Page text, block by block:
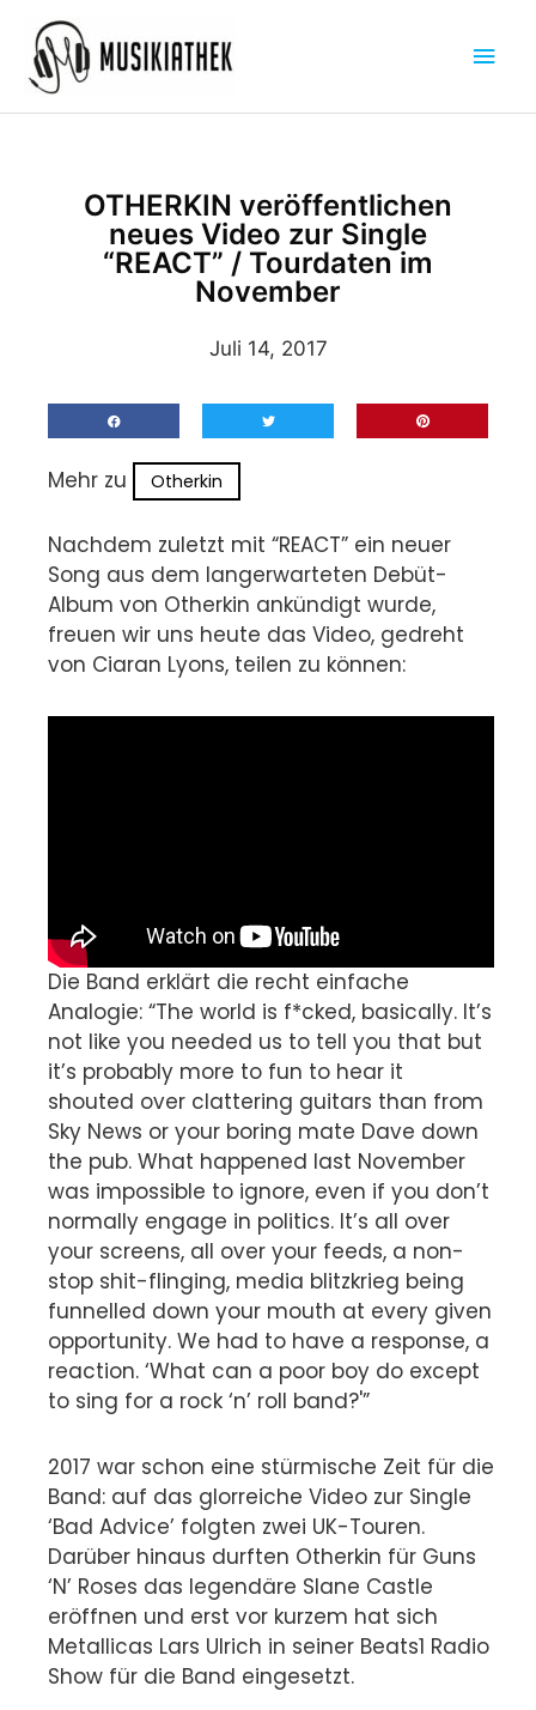
Inhalt
springen
OTHERKIN veröffentlichen
neues Video zur Single
“REACT” / Tourdaten im
November
Juli 14, 2017
Mehr zu Otherkin
Nachdem zuletzt mit “REACT” ein neuer
Song aus dem langerwarteten Debüt-
Album von Otherkin ankündigt wurde,
freuen wir uns heute das Video, gedreht
von Ciaran Lyons, teilen zu können:
Die Band erklärt die recht einfache
Analogie: “The world is f*cked, basically. It’s
not like you needed us to tell you that but
it’s probably more to fun to hear it
shouted over clattering guitars than from
Sky News or your boring mate Dave down
the pub. What happened last November
was impossible to ignore, even if you don’t
normally engage in politics. It’s all over
your screens, all over your feeds, a non-
stop shit-flinging, media blitzkrieg being
funnelled down your mouth at every given
opportunity. We had to have a response, a
reaction. ‘What can a poor boy do except
to sing for a rock ‘n’ roll band?'”
2017 war schon eine stürmische Zeit für die
Band: auf das glorreiche Video zur Single
‘Bad Advice’ folgten zwei UK-Touren.
Darüber hinaus durften Otherkin für Guns
‘N’ Roses das legendäre Slane Castle
eröffnen und erst vor kurzem hat sich
Metallicas Lars Ulrich in seiner Beats1 Radio
Show für die Band eingesetzt.